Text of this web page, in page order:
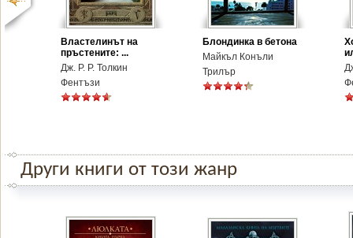
Властелинът на
пръстените: ...
Дж. Р. Р. Толкин
Фентъзи
Блондинка в бетона
Майкъл Конъли
Трилър
Други книги от този жанр